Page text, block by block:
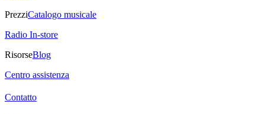
PrezziCatalogo musicale
Radio In-store
RisorseBlog
Centro assistenza
Contatto